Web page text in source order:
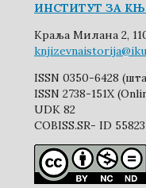
ИНСТИТУТ ЗА
Краља Милана 2,
ISSN 0350-6428
ISSN 2738-151X
UDK 82
COBISS.SR- ID 55823